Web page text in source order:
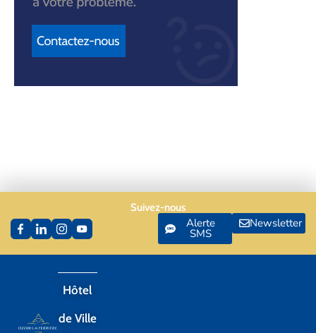
Hôtel
de Ville
Suivez-nous
Alerte
SMS
Newsletter